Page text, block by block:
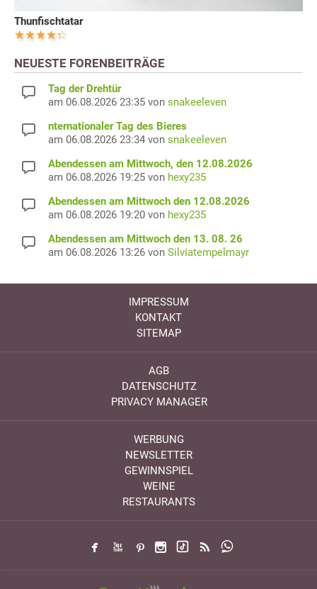
Thunfischtatar
NEUESTE FORENBEITRÄGE
Tag der Drehtür
am 06.08.2026 23:35 von snakeeleven
nternationaler Tag des Bieres
am 06.08.2026 23:34 von snakeeleven
Abendessen am Mittwoch, den 12.08.2026
am 06.08.2026 19:25 von hexy235
Abendessen am Mittwoch den 12.08.2026
am 06.08.2026 19:20 von hexy235
Abendessen am Mittwoch den 13. 08. 26
am 06.08.2026 13:26 von Silviatempelmayr
IMPRESSUM
KONTAKT
SITEMAP
AGB
DATENSCHUTZ
PRIVACY MANAGER
WERBUNG
NEWSLETTER
GEWINNSPIEL
WEINE
RESTAURANTS